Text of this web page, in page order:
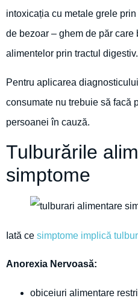
intoxicația cu metale grele
de bezoar – ghem de păr care
alimentelor prin tractul digestiv.
Pentru aplicarea
consumate nu trebuie să facă
persoanei în cauză.
Tulburările
simptome
Iată ce simptome implică
Anorexia Nervoasă:
obiceiuri alimentare